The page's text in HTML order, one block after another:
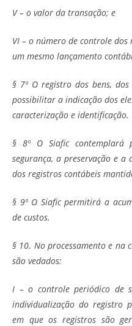
V – o valor da transação; e
VI – o número de controle
um mesmo lançamento
§ 7º O registro dos bens,
possibilitar a indicação dos
caracterização e identificação.
§ 8º O Siafic contemplará
segurança, a preservação e
dos registros contábeis
§ 9º O Siafic permitirá a
de custos.
§ 10. No processamento e na
são vedados:
I – o controle periódico de
individualização do registro
em que os registros são